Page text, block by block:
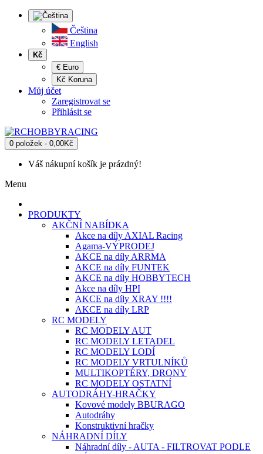
Čeština
English
Kč
€ Euro
Kč Koruna
Můj účet
Zaregistrovat se
Přihlásit se
0 položek - 0,00Kč
Váš nákupní košík je prázdný!
Menu
PRODUKTY
AKČNÍ NABÍDKA
Akce na díly AXIAL Racing
Agama-VÝPRODEJ
AKCE na díly ARRMA
AKCE na díly FUNTEK
AKCE na díly HOBBYTECH
Akce na díly HPI
AKCE na díly XRAY !!!!
AKCE na díly LRP
RC MODELY
RC MODELY AUT
RC MODELY LETADEL
RC MODELY LODÍ
RC MODELY VRTULNÍKŮ
MULTIKOPTÉRY, DRONY
RC MODELY OSTATNÍ
AUTODRÁHY-HRAČKY
Kovové modely BBURAGO
Autodráhy
Konstruktivní hračky
NÁHRADNÍ DÍLY
Náhradní díly - AUTA - FILTROVAT PODLE